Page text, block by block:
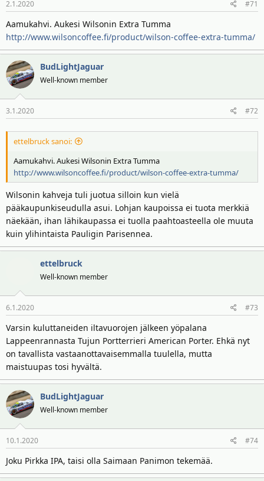
2.1.2020 #71
Aamukahvi. Aukesi Wilsonin Extra Tumma
http://www.wilsoncoffee.fi/product/wilson-coffee-extra-tumma/
BudLightJaguar
Well-known member
3.1.2020 #72
ettelbruck sanoi:
Aamukahvi. Aukesi Wilsonin Extra Tumma
http://www.wilsoncoffee.fi/product/wilson-coffee-extra-tumma/
Wilsonin kahveja tuli juotua silloin kun vielä
pääkaupunkiseudulla asui. Lohjan kaupoissa ei tuota merkkiä
näekään, ihan lähikaupassa ei tuolla paahtoasteella ole muuta
kuin ylihintaista Pauligin Parisennea.
ettelbruck
Well-known member
6.1.2020 #73
Varsin kuluttaneiden iltavuorojen jälkeen yöpalana
Lappeenrannasta Tujun Portterrieri American Porter. Ehkä nyt
on tavallista vastaanottavaisemmalla tuulella, mutta
maistuupas tosi hyvältä.
BudLightJaguar
Well-known member
10.1.2020 #74
Joku Pirkka IPA, taisi olla Saimaan Panimon tekemää.